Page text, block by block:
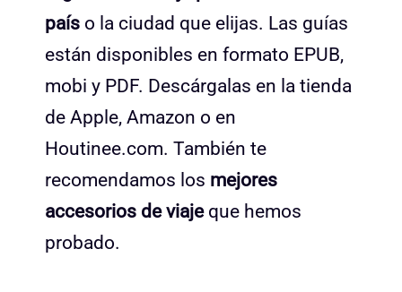
país o la ciudad que elijas. Las guías
están disponibles en formato EPUB,
mobi y PDF. Descárgalas en la tienda
de Apple, Amazon o en
Houtinee.com. También te
recomendamos los mejores
accesorios de viajeque hemos
probado.